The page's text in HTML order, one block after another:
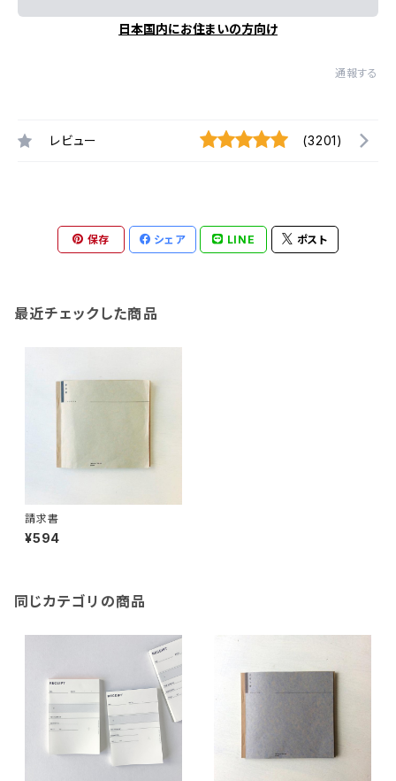
日本国内にお住まいの方向け
通報する
レビュー (3201)
保存 シェア LINE ポスト
最近チェックした商品
請求書
¥594
同じカテゴリの商品